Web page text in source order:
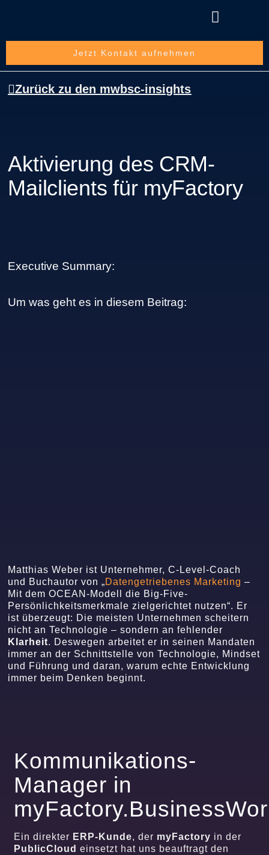
Jetzt Kontakt aufnehmen
Zurück zu den mwbsc-insights
Aktivierung des CRM-
Mailclients für myFactory
Executive Summary:
Um was geht es in diesem Beitrag:
Matthias Weber ist Unternehmer, C-Level-Coach
und Buchautor von „Datengetriebenes Marketing –
Mit dem OCEAN-Modell die Big-Five-
Persönlichkeitsmerkmale zielgerichtet nutzen“. Er
ist überzeugt: Die meisten Unternehmen scheitern
nicht an Technologie – sondern an fehlender
Klarheit. Deswegen arbeitet er in seinen Mandaten
immer an der Schnittstelle von Technologie, Mindset
und Führung und daran, warum echte Entwicklung
immer beim Denken beginnt.
Kommunikations-
Manager in
Ein direkter ERP-Kunde, der myFactory in der
PublicCloud einsetzt hat uns beauftragt den